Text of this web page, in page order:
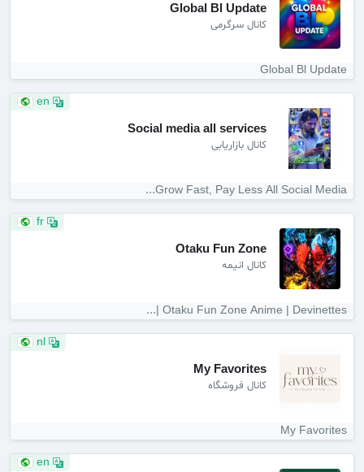
Global Bl Update
کانال سرگرمی
Global Bl Update
Social media all services
کانال بازاریابی
Grow Fast, Pay Less All Social Media...
Otaku Fun Zone
کانال انیمه
Otaku Fun Zone Anime | Devinettes |...
My Favorites
کانال فروشگاه
My Favorites